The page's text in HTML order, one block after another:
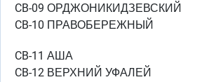
CB-09 ОРДЖОНИКИДЗЕВСКИЙ
CB-10 ПРАВОБЕРЕЖНЫЙ
CB-11 АША
CB-12 ВЕРХНИЙ УФАЛЕЙ